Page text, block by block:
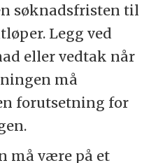
søknadsfristen til
Legg ved
eller vedtak når
må
forutsetning for
må være på et